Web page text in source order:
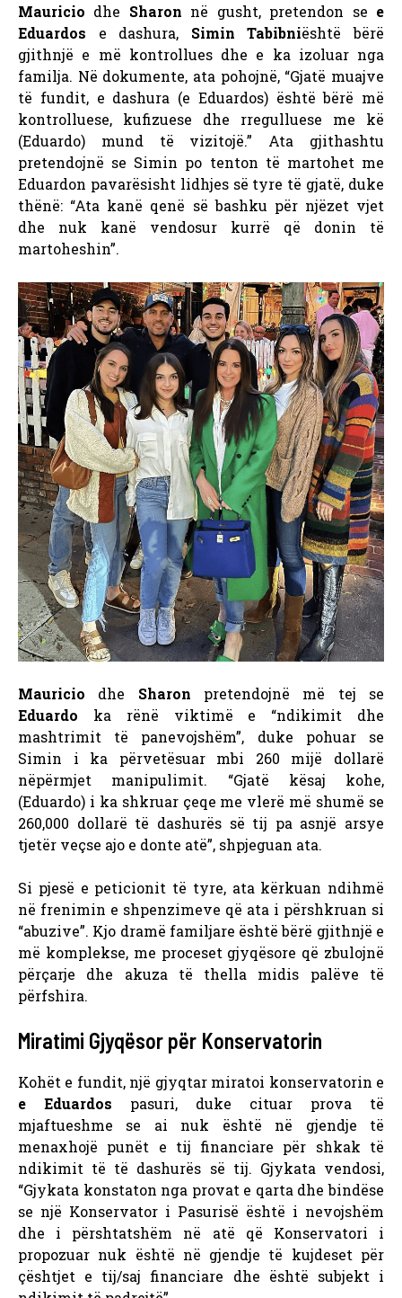
Mauricio dhe Sharon në gusht, pretendon se e
Eduardos e dashura, Simin Tabibniështë bërë
gjithnjë e më kontrollues dhe e ka izoluar nga
familja. Në dokumente, ata pohojnë, “Gjatë muajve
të fundit, e dashura (e Eduardos) është bërë më
kontrolluese, kufizuese dhe rregulluese me kë
(Eduardo) mund të vizitojë.” Ata gjithashtu
pretendojnë se Simin po tenton të martohet me
Eduardon pavarësisht lidhjes së tyre të gjatë, duke
thënë: “Ata kanë qenë së bashku për njëzet vjet
dhe nuk kanë vendosur kurrë që donin të
martoheshin”.
Mauricio dhe Sharon pretendojnë më tej se
Eduardo ka rënë viktimë e “ndikimit dhe
mashtrimit të panevojshëm”, duke pohuar se
Simin i ka përvetësuar mbi 260 mijë dollarë
nëpërmjet manipulimit. “Gjatë kësaj kohe,
(Eduardo) i ka shkruar çeqe me vlerë më shumë se
260,000 dollarë të dashurës së tij pa asnjë arsye
tjetër veçse ajo e donte atë”, shpjeguan ata.
Si pjesë e peticionit të tyre, ata kërkuan ndihmë
në frenimin e shpenzimeve që ata i përshkruan si
“abuzive”. Kjo dramë familjare është bërë gjithnjë e
më komplekse, me proceset gjyqësore që zbulojnë
përçarje dhe akuza të thella midis palëve të
përfshira.
Miratimi Gjyqësor për Konservatorin
Kohët e fundit, një gjyqtar miratoi konservatorin e
e Eduardos pasuri, duke cituar prova të
mjaftueshme se ai nuk është në gjendje të
menaxhojë punët e tij financiare për shkak të
ndikimit të të dashurës së tij. Gjykata vendosi,
“Gjykata konstaton nga provat e qarta dhe bindëse
se një Konservator i Pasurisë është i nevojshëm
dhe i përshtatshëm në atë që Konservatori i
propozuar nuk është në gjendje të kujdeset për
çështjet e tij/saj financiare dhe është subjekt i